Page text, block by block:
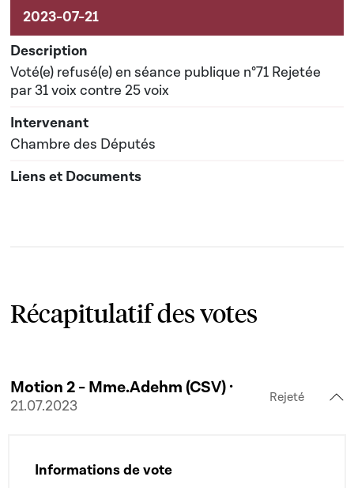
Voté(e) refusé(e) en séance publique n°71 Rejetée
par 31 voix contre 25 voix
Chambre des Députés
Récapitulatif des votes
Motion 2 - Mme.Adehm (CSV) ·
21.07.2023
Rejeté
Informations de vote